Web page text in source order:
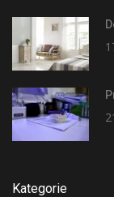
Kategorie